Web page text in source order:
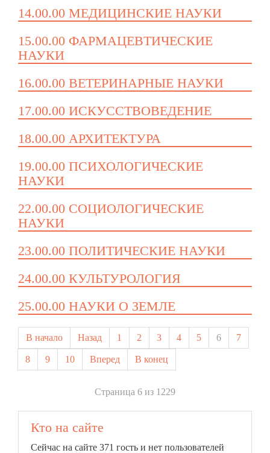
14.00.00 МЕДИЦИНСКИЕ НАУКИ
15.00.00 ФАРМАЦЕВТИЧЕСКИЕ
НАУКИ
16.00.00 ВЕТЕРИНАРНЫЕ НАУКИ
17.00.00 ИСКУССТВОВЕДЕНИЕ
18.00.00 АРХИТЕКТУРА
19.00.00 ПСИХОЛОГИЧЕСКИЕ
НАУКИ
22.00.00 СОЦИОЛОГИЧЕСКИЕ
НАУКИ
23.00.00 ПОЛИТИЧЕСКИЕ НАУКИ
24.00.00 КУЛЬТУРОЛОГИЯ
25.00.00 НАУКИ О ЗЕМЛЕ
В начало Назад 1 2 3 4 5 6 7
8 9 10 Вперед В конец
Страница 6 из 1229
Кто на сайте
Сейчас на сайте 371 гость и нет пользователей